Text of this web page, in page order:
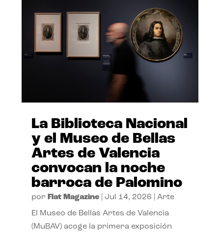
La Biblioteca Nacional
y el Museo de Bellas
Artes de Valencia
convocan la noche
barroca de Palomino
por Flat Magazine| Jul 14, 2026 Arte
El Museo de Bellas Artes de Valencia
(MuBAV) acoge la primera exposición